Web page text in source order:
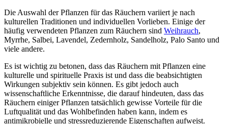
Die Auswahl der Pflanzen für das Räuchern variiert je nach
kulturellen Traditionen und individuellen Vorlieben. Einige der
häufig verwendeten Pflanzen zum Räuchern sind Weihrauch,
Myrrhe, Salbei, Lavendel, Zedernholz, Sandelholz, Palo Santo und
viele andere.
Es ist wichtig zu betonen, dass das Räuchern mit Pflanzen eine
kulturelle und spirituelle Praxis ist und dass die beabsichtigten
Wirkungen subjektiv sein können. Es gibt jedoch auch
wissenschaftliche Erkenntnisse, die darauf hindeuten, dass das
Räuchern einiger Pflanzen tatsächlich gewisse Vorteile für die
Luftqualität und das Wohlbefinden haben kann, indem es
antimikrobielle und stressreduzierende Eigenschaften aufweist.